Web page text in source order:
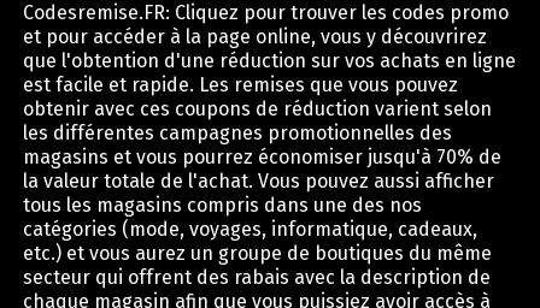
Codesremise.FR: Cliquez pour trouver les codes promo
et pour accéder à la page online, vous y découvrirez
que l'obtention d'une réduction sur vos achats en ligne
est facile et rapide. Les remises que vous pouvez
obtenir avec ces coupons de réduction varient selon
les différentes campagnes promotionnelles des
magasins et vous pourrez économiser jusqu'à 70% de
la valeur totale de l'achat. Vous pouvez aussi afficher
tous les magasins compris dans une des nos
catégories (mode, voyages, informatique, cadeaux,
etc.) et vous aurez un groupe de boutiques du même
secteur qui offrent des rabais avec la description de
chaque magasin afin que vous puissiez avoir accès à